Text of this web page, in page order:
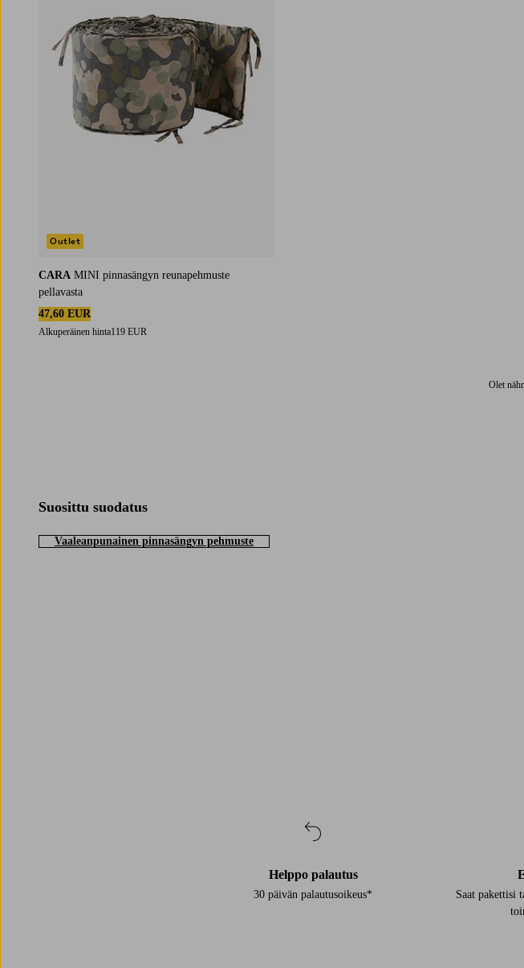
vuodevaatteet ja lastenhuoneeseen sopivan
pinnasängyn saat huoneen, missä lapsi nukkuu
hyvin ja tuntee olonsa turvalliseksi ja
levänneeksi yö toisensa jälkeen.
CARA MINI pinnasängyn reunapehmuste
pellavasta
47,60 EUR
Alkuperäinen hinta119 EUR
Outlet
Olet
Suosittu suodatus
Vaaleanpunainen pinnasängyn pehmuste
Helppo palautus
30 päivän palautusoikeus*
Saat pakettisi